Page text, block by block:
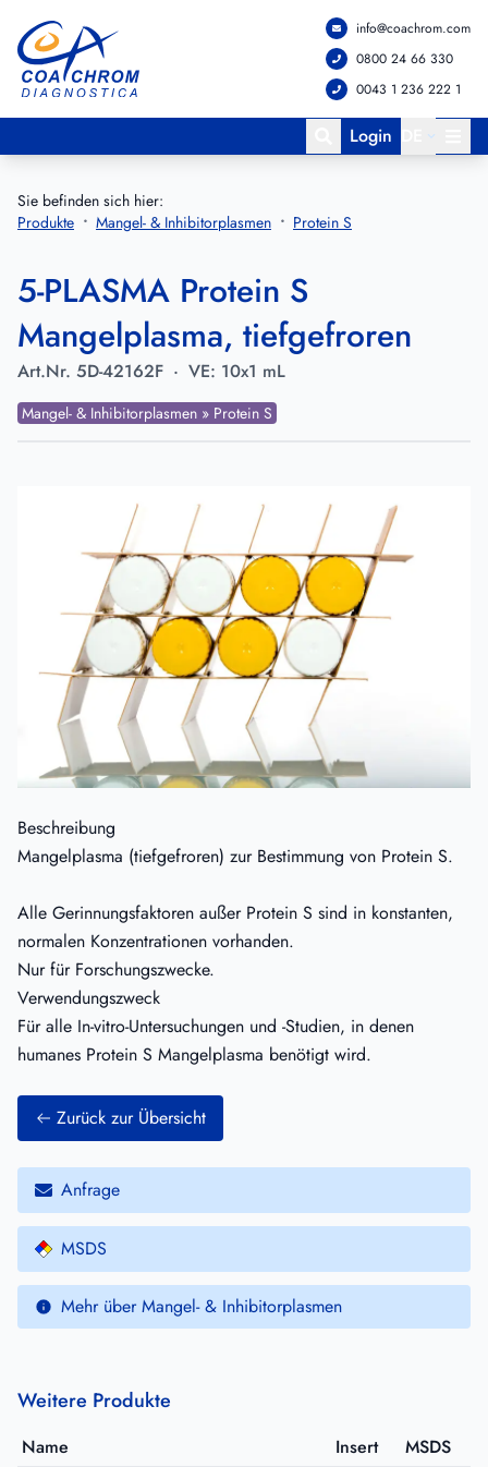
Zum Hauptmenü springen
Zum Hauptinhalt springen
info@coachrom.com
0800 24 66 330
0043 1 236 222 1
Login
Sie befinden sich hier:
Produkte
Mangel- & Inhibitorplasmen Protein S
5-PLASMA Protein S
Mangelplasma, tiefgefroren
Art.Nr. 5D-42162F · VE: 10x1 mL
Mangel- & Inhibitorplasmen » Protein S
Beschreibung
Mangelplasma (tiefgefroren) zur Bestimmung von Protein S.
Alle Gerinnungsfaktoren außer Protein S sind in konstanten,
normalen Konzentrationen vorhanden.
Nur für Forschungszwecke.
Verwendungszweck
Für alle In-vitro-Untersuchungen und -Studien, in denen
humanes Protein S Mangelplasma benötigt wird.
Zurück zur Übersicht
Anfrage
MSDS
Mehr über Mangel- & Inhibitorplasmen
Weitere Produkte
Name Insert
MSDS